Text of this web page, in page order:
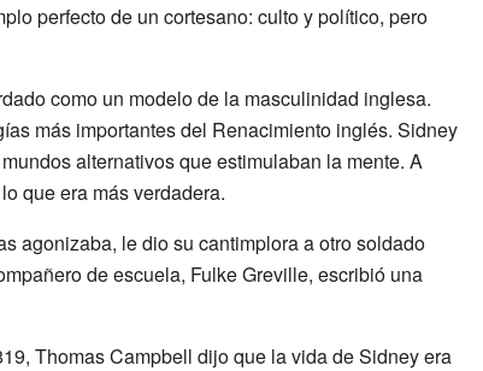
perfecto de un cortesano: culto y político, pero
como un modelo de la masculinidad inglesa.
más importantes del Renacimiento inglés. Sidney
alternativos que estimulaban la mente. A
que era más verdadera.
agonizaba, le dio su cantimplora a otro soldado
de escuela, Fulke Greville, escribió una
Thomas Campbell dijo que la vida de Sidney era